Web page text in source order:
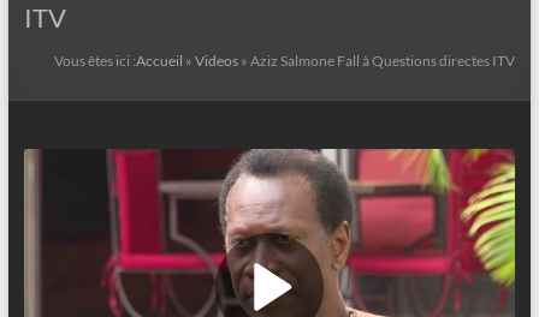
ITV
Vous êtes ici :Accueil »Videos »Aziz Salmone Fall à Questions directes ITV